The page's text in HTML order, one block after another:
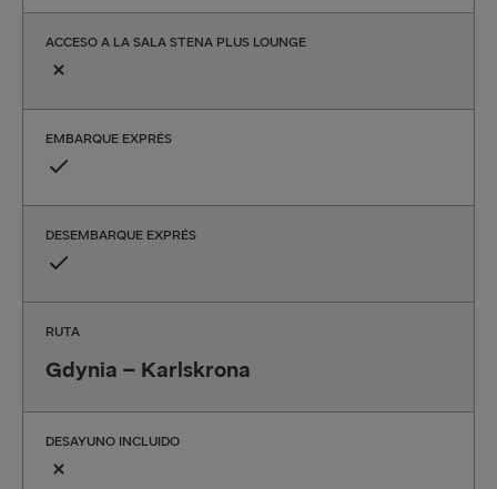
ACCESO A LA SALA STENA PLUS LOUNGE
EMBARQUE EXPRÉS
DESEMBARQUE EXPRÉS
RUTA
Gdynia – Karlskrona
DESAYUNO INCLUIDO